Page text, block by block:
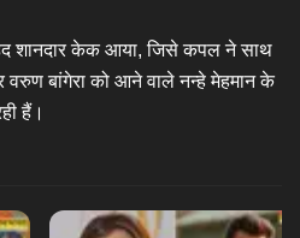
शानदार केक आया, जिसे कपल ने साथ
वरुण बांगेरा को आने वाले नन्हे मेहमान के
हैं।